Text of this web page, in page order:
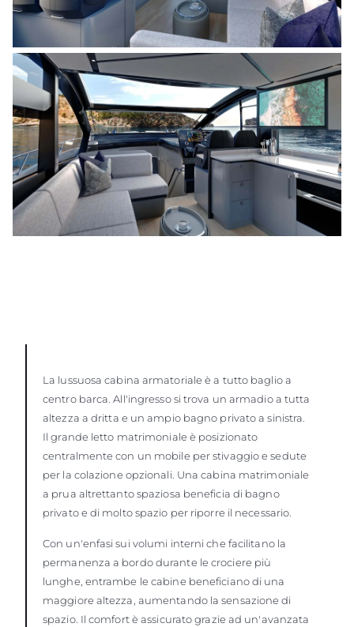
La lussuosa cabina armatoriale è a tutto baglio a
centro barca. All'ingresso si trova un armadio a tutta
altezza a dritta e un ampio bagno privato a sinistra.
Il grande letto matrimoniale è posizionato
centralmente con un mobile per stivaggio e sedute
per la colazione opzionali. Una cabina matrimoniale
a prua altrettanto spaziosa beneficia di bagno
privato e di molto spazio per riporre il necessario.
Con un'enfasi sui volumi interni che facilitano la
permanenza a bordo durante le crociere più
lunghe, entrambe le cabine beneficiano di una
maggiore altezza, aumentando la sensazione di
spazio. Il comfort è assicurato grazie ad un'avanzata